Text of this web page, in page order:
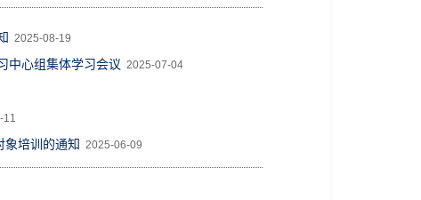
2025-08-19
中心组集体学习会议 2025-07-04
11
象培训的通知 2025-06-09